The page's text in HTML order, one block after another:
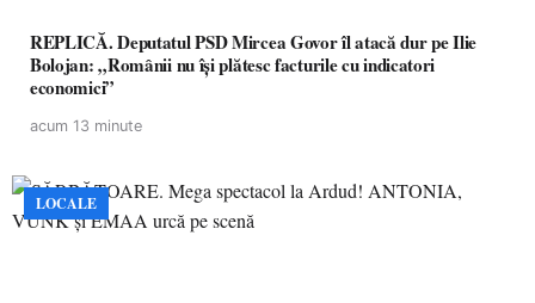
REPLICĂ. Deputatul PSD Mircea Govor îl atacă dur pe Ilie
Bolojan: „Românii nu își plătesc facturile cu indicatori
economici”
acum 13 minute
LOCALE